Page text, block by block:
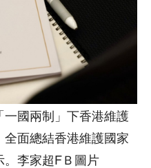
國兩制」下香港維護
面總結香港維護國家
李家超FＢ圖片